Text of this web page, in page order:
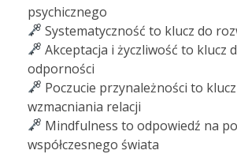
psychicznego
Systematyczność to klucz do
Akceptacja i życzliwość to klucz
odporności
Poczucie przynależności to
wzmacniania relacji
Mindfulness to odpowiedź na
współczesnego świata